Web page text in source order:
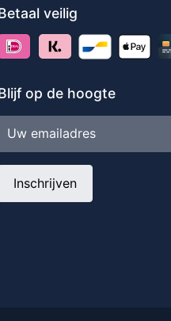
veilig
op de hoogte
mailadres